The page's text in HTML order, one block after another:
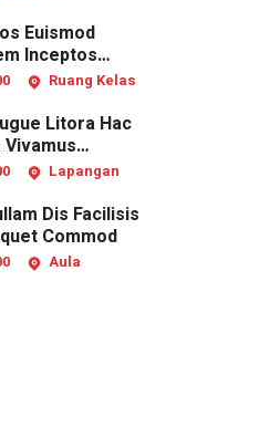
Euismod
Inceptos
Ruang Kelas
Litora Hac
Lapangan
Dis Facilisis
Commod
Aula